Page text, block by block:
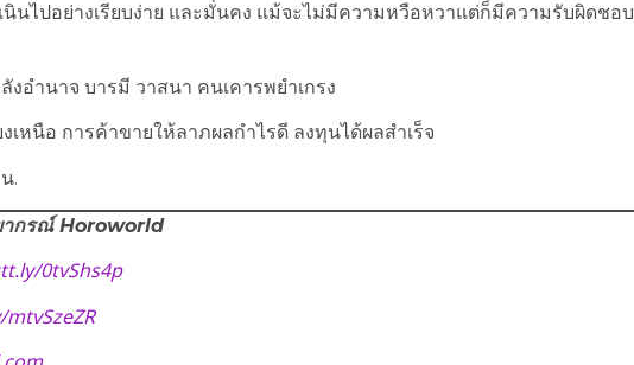
นไปอย่างเรียบง่าย และมั่นคง แม้จะไม่มีความหวือหวาแต่ก็มีความรับผิดชอบ
งอำนาจ บารมี วาสนา คนเคารพยำเกรง
เหนือ การค้าขายให้ลาภผลกำไรดี ลงทุนได้ผลสำเร็จ
.
ากรณ์Horoworld
0tvShs4p